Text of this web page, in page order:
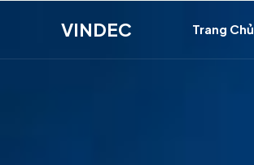
VINDEC Trang Chủ